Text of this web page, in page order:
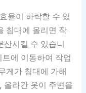
율이 하락할 수 있
침대에 올리면 작
산시킬 수 있습니
에 이동하여 작업
게가 침대에 가해
올라간 옷이 주변을